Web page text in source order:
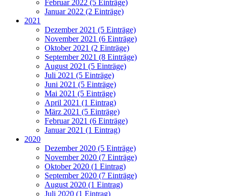
Februar 2022 (5 Einträge)
Januar 2022 (2 Einträge)
2021
Dezember 2021 (5 Einträge)
November 2021 (6 Einträge)
Oktober 2021 (2 Einträge)
September 2021 (8 Einträge)
August 2021 (5 Einträge)
Juli 2021 (5 Einträge)
Juni 2021 (5 Einträge)
Mai 2021 (5 Einträge)
April 2021 (1 Eintrag)
März 2021 (5 Einträge)
Februar 2021 (6 Einträge)
Januar 2021 (1 Eintrag)
2020
Dezember 2020 (5 Einträge)
November 2020 (7 Einträge)
Oktober 2020 (1 Eintrag)
September 2020 (7 Einträge)
August 2020 (1 Eintrag)
Juli 2020 (1 Eintrag)